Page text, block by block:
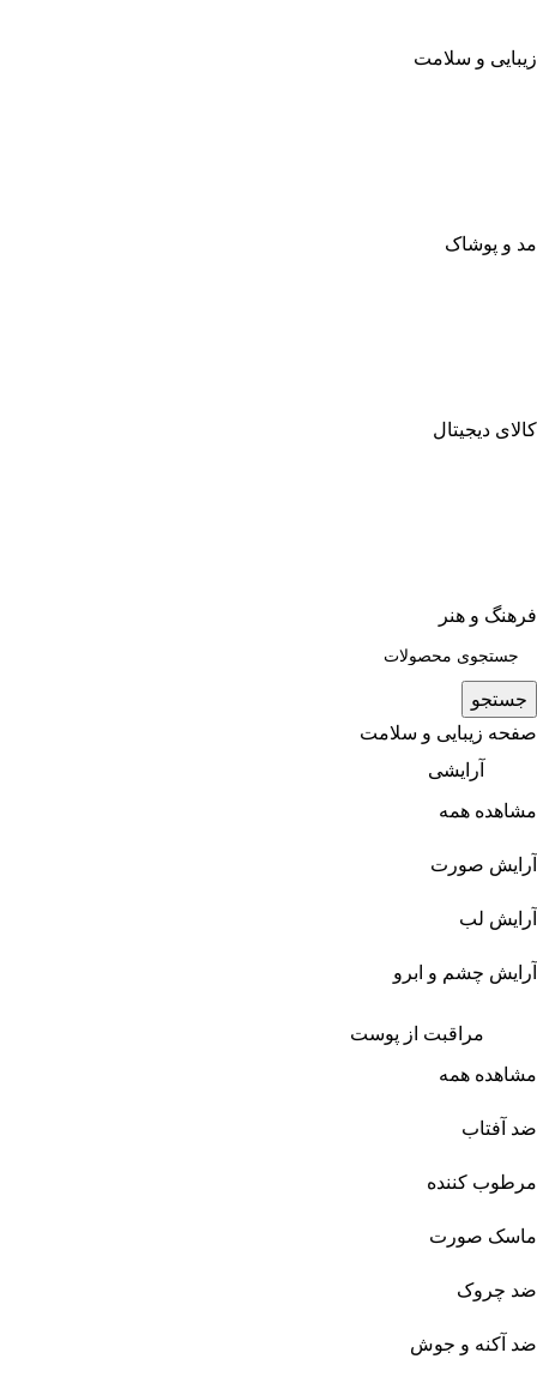
زیبایی و سلامت
مد و پوشاک
کالای دیجیتال
فرهنگ و هنر
جستجو
صفحه زیبایی و سلامت
آرایشی
مشاهده همه
آرایش صورت
آرایش لب
آرایش چشم و ابرو
مراقبت از پوست
مشاهده همه
ضد آفتاب
مرطوب کننده
ماسک صورت
ضد چروک
ضد آکنه و جوش